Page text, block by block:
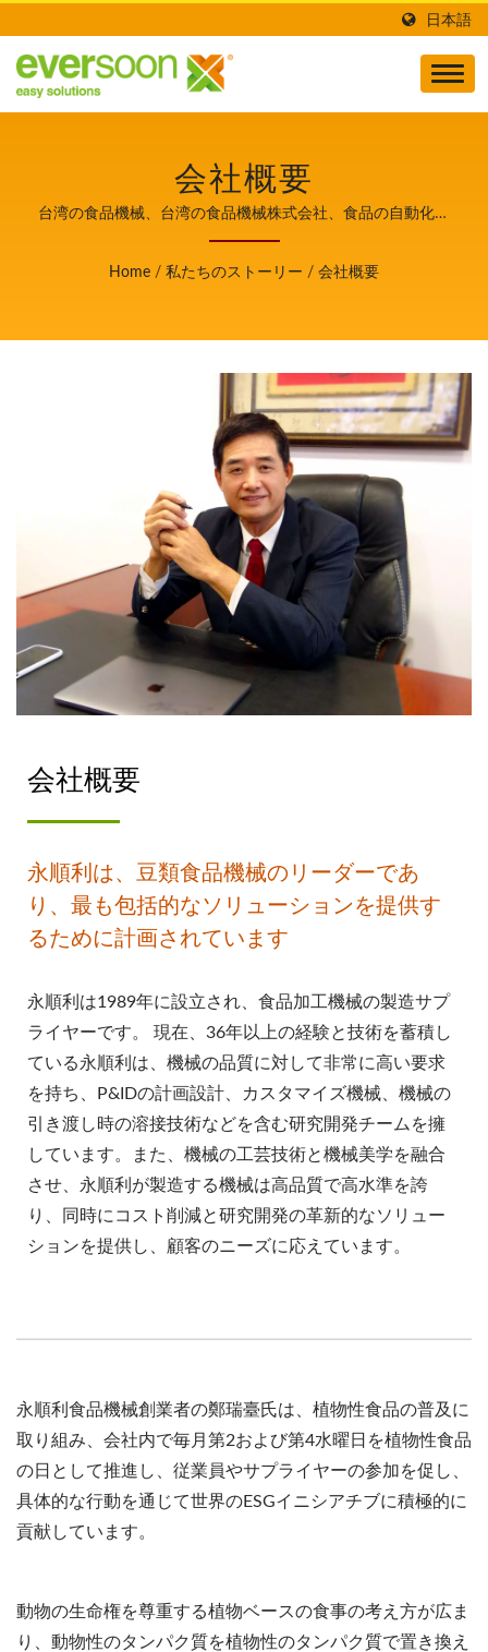
日本語
会社概要
台湾の食品機械、台湾の食品機械株式会社、食品の自動化設
備、食品設備、食品機械、食品機械会社、食品機械設備、食
品機械製造業者、食品生産ライン、永順利, 永順利食品機械
腐製造工場、豆腐製造設備、豆腐製造ライン、豆腐製造ライ
ン価格、豆腐機、豆腐製作、豆腐製作設備、豆腐製造、豆腐
製造工場、豆腐製造機, 豆腐工場、豆腐機、豆腐機の販売、
豆腐機械、豆腐機の製造業者、豆腐機の価格、豆腐製造機、
豆腐製造設備、豆乳と豆腐の製造機、木綿豆腐工場, 商用豆
腐機、商業用豆腐機、大豆食品設備、野菜豆腐機器設備、工
業用豆乳製造、工業用豆腐機、工業用豆乳機、台湾製造の豆
乳機、自動豆乳機、自動豆乳煮炊き機, 豆乳生産ライン、豆
乳の工業生産、豆乳飲料機械および装置、豆乳機械および装
置、豆乳機械、豆乳機械、豆乳工場、豆乳工場、豆乳生産、
豆乳生産工場, 豆乳製造設備、豆乳生産ライン、豆乳飲料機
器設備、豆乳製造機、豆乳工場、豆乳機、豆乳機械、豆乳機
器設備、植物性ミルク製造機、植物性ミルク機, 商用豆腐
機、商業用豆腐機、商用豆乳製造機、商業用豆乳製造機
Home / 私たちのストーリー / 会社概要
会社概要
永順利は、豆類食品機械のリーダーであ
り、最も包括的なソリューションを提供す
るために計画されています
永順利は1989年に設立され、食品加工機械の製造サプ
ライヤーです。 現在、36年以上の経験と技術を蓄積し
ている永順利は、機械の品質に対して非常に高い要求
を持ち、P&IDの計画設計、カスタマイズ機械、機械の
引き渡し時の溶接技術などを含む研究開発チームを擁
しています。また、機械の工芸技術と機械美学を融合
させ、永順利が製造する機械は高品質で高水準を誇
り、同時にコスト削減と研究開発の革新的なソリュー
ションを提供し、顧客のニーズに応えています。
永順利食品機械創業者の鄭瑞臺氏は、植物性食品の普及に
取り組み、会社内で毎月第2および第4水曜日を植物性食品
の日として推進し、従業員やサプライヤーの参加を促し、
具体的な行動を通じて世界のESGイニシアチブに積極的に
貢献しています。
動物の生命権を尊重する植物ベースの食事の考え方が広ま
り、動物性のタンパク質を植物性のタンパク質で置き換え